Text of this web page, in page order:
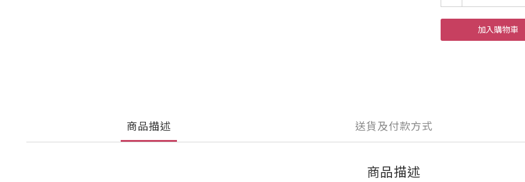
加入購物車
商品描述 送貨及付款方式
商品描述